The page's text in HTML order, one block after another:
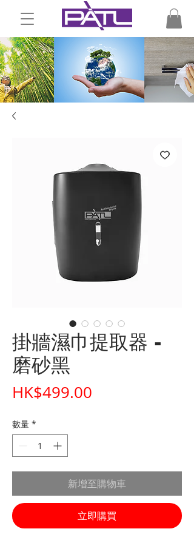
掛牆濕巾提取器 -
磨砂黑
HK$499.00
數量 *
新增至購物車
立即購買